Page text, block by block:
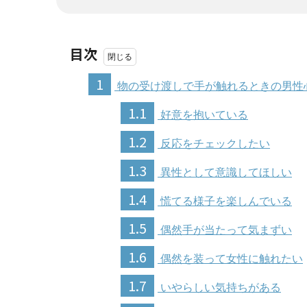
目次
1
物の受け渡しで手が触れるときの男性
1.1 好意を抱いている
1.2 反応をチェックしたい
1.3 異性として意識してほしい
1.4 慌てる様子を楽しんでいる
1.5 偶然手が当たって気まずい
1.6 偶然を装って女性に触れたい
1.7 いやらしい気持ちがある